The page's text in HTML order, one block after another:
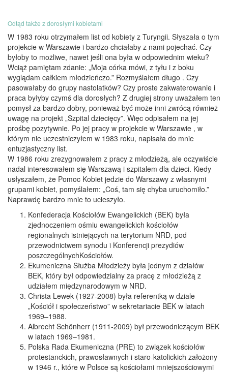
Odtąd także z dorosłymi kobietami
W 1983 roku otrzymałem list od kobiety z Turyngii. Słyszała o tym
projekcie w Warszawie i bardzo chciałaby z nami pojechać. Czy
byłoby to możliwe, nawet jeśli ona była w odpowiednim wieku?
Wciąż pamiętam zdanie: „Moja córka mówi, z tyłu i z boku
wyglądam całkiem młodzieńczo.” Rozmyślałem długo . Czy
pasowałaby do grupy nastolatków? Czy proste zakwaterowanie i
praca byłyby czymś dla dorosłych? Z drugiej strony uważałem ten
pomysł za bardzo dobry, ponieważ być może inni zwrócą również
uwagę na projekt „Szpital dziecięcy”. Więc odpisałem na jej
prośbę pozytywnie. Po jej pracy w projekcie w Warszawie , w
którym nie uczestniczyłem w 1983 roku, napisała do mnie
entuzjastyczny list.
W 1986 roku zrezygnowałem z pracy z młodzieżą, ale oczywiście
nadal interesowałem się Warszawą i szpitalem dla dzieci. Kiedy
usłyszałem, że Pomoc Kobiet jedzie do Warszawy z własnymi
grupami kobiet, pomyślałem: „Coś, tam się chyba uruchomiło.”
Naprawdę bardzo mnie to ucieszyło.
Konfederacja Kościołów Ewangelickich (BEK) była
zjednoczeniem ośmiu ewangelickich kościołów
regionalnych istniejących na terytorium NRD, pod
przewodnictwem synodu i Konferencji prezydiów
poszczególnychKościołów.
Ekumeniczna Służba Młodzieży była jednym z działów
BEK, który był odpowiedzialny za pracę z młodzieżą z
udziałem międzynarodowym w NRD.
Christa Lewek (1927-2008) była referentką w dziale
„Kościół i społeczeństwo” w sekretariacie BEK w latach
1969–1988.
Albrecht Schönherr (1911-2009) był przewodniczącym BEK
w latach 1969–1981.
Polska Rada Ekumeniczna (PRE) to związek kościołów
protestanckich, prawosławnych i staro-katolickich założony
w 1946 r., które w Polsce są kościołami mniejszościowymi